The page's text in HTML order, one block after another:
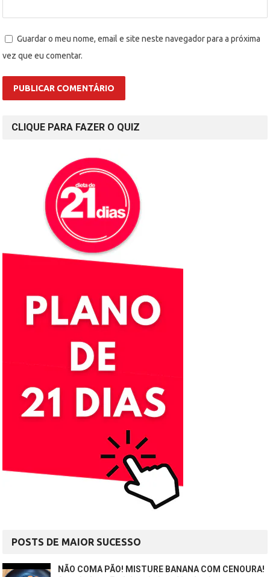
Guardar o meu nome, email e site neste navegador para a próxima
vez que eu comentar.
CLIQUE PARA FAZER O QUIZ
POSTS DE MAIOR SUCESSO
NÃO COMA PÃO! MISTURE BANANA COM CENOURA!